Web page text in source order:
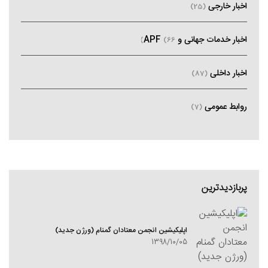
اخبار خارجی (25)
اخبار خدمات جهانی و APF (66)
اخبار داخلی (87)
روابط عمومی (7)
پربازدیدترین
اپلیکیشین انجمن معتادان گمنام (ورژن جدید)
1398/10/05